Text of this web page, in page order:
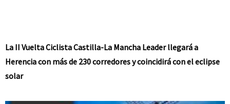
La II Vuelta Ciclista Castilla-La Mancha Leader llegará a
Herencia con más de 230 corredores y coincidirá con el eclipse
solar